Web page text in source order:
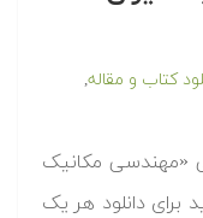
کتاب و مقاله,
«مهندسی مکانیک
برای دانلود هر یک